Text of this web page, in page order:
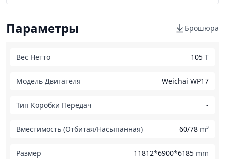
Параметры Брошюра
Вес Нетто 105 T
Модель Двигателя Weichai WP17
Тип Коробки Передач -
Вместимость (Отбитая/Насыпанная) 60/78 m³
Размер 11812*6900*6185 mm